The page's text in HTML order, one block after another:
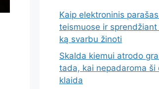
Kaip elektroninis
teismuose ir sprendžiant
ką svarbu žinoti
Skalda kiemui atrodo
tada, kai nepadaroma ši
klaida